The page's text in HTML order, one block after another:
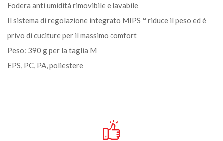
Fodera anti umidità rimovibile e lavabile
Il sistema di regolazione integrato MIPS™ riduce il peso ed è
privo di cuciture per il massimo comfort
Peso: 390 g per la taglia M
EPS, PC, PA, poliestere